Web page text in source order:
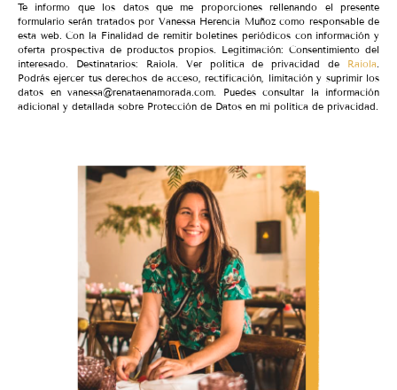
Te informo que los datos que me proporciones rellenando el presente
formulario serán tratados por Vanessa Herencia Muñoz como responsable de
esta web. Con la Finalidad de remitir boletines periódicos con información y
oferta prospectiva de productos propios. Legitimación: Consentimiento del
interesado. Destinatarios: Raiola. Ver política de privacidad de Raiola.
Podrás ejercer tus derechos de acceso, rectificación, limitación y suprimir los
datos en vanessa@renataenamorada.com. Puedes consultar la información
adicional y detallada sobre Protección de Datos en mi política de privacidad.